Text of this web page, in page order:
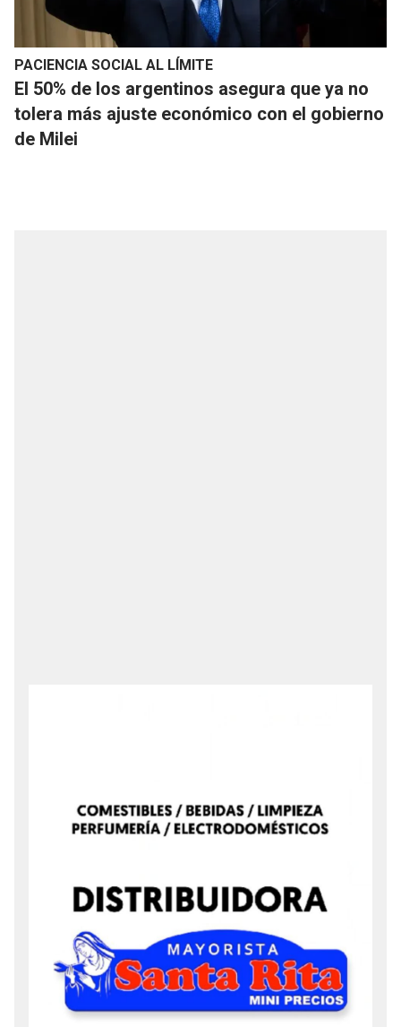
PACIENCIA SOCIAL AL LÍMITE
El 50% de los argentinos asegura que ya no
tolera más ajuste económico con el gobierno
de Milei